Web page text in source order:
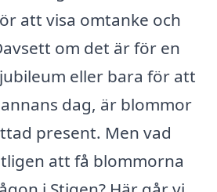
att visa omtanke och
om det är för en
eller bara för att
dag, är blommor
present. Men vad
att få blommorna